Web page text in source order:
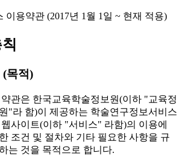
이용약관 (2017년 1월 1일 ~ 현재 적용)
(목적)
약관은 한국교육학술정보원(이하 "교육정
"라 함)이 제공하는 학술연구정보서비스
웹사이트(이하 "서비스" 라함)의 이용에
조건 및 절차와 기타 필요한 사항을 규
는 것을 목적으로 합니다.